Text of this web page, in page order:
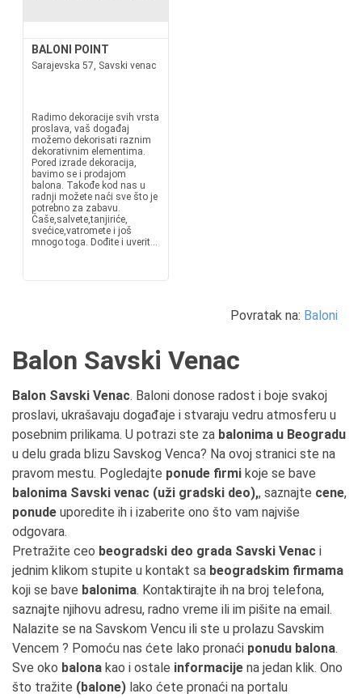
BALONI POINT
Sarajevska 57, Savski venac
Radimo dekoracije svih vrsta
proslava, vaš događaj
možemo dekorisati raznim
dekorativnim elementima.
Pored izrade dekoracija,
bavimo se i prodajom
balona. Takođe kod nas u
radnji možete naći sve što je
potrebno za zabavu.
Čaše,salvete,tanjiriće,
svećice,vatromete i još
mnogo toga. Dođite i uverit...
Povratak na: Baloni
Balon Savski Venac
Balon Savski Venac. Baloni donose radost i boje svakoj
proslavi, ukrašavaju događaje i stvaraju vedru atmosferu u
posebnim prilikama. U potrazi ste za balonima u Beogradu
u delu grada blizu Savskog Venca? Na ovoj stranici ste na
pravom mestu. Pogledajte ponude firmi koje se bave
balonima Savski venac (uži gradski deo),, saznajte cene,
ponude uporedite ih i izaberite ono što vam najviše
odgovara.
Pretražite ceo beogradski deo grada Savski Venac i
jednim klikom stupite u kontakt sa beogradskim firmama
koji se bave balonima. Kontaktirajte ih na broj telefona,
saznajte njihovu adresu, radno vreme ili im pišite na email.
Nalazite se na Savskom Vencu ili ste u prolazu Savskim
Vencem ? Pomoću nas ćete lako pronaći ponudu balona.
Sve oko balona kao i ostale informacije na jedan klik. Ono
što tražite (balone) lako ćete pronaći na portalu